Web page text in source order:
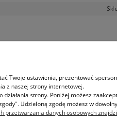
Twoje ustawienia, prezentować
z naszej strony internetowej.
strony. Poniżej możesz
Udzieloną zgodę możesz w
przetwarzania danych osobowych